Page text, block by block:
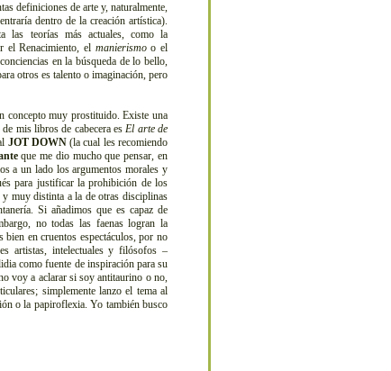
definiciones de arte y, naturalmente,
dentro de la creación artística).
las teorías más actuales, como la
el Renacimiento, el manierismoo el
en la búsqueda de lo bello,
otros es talento o imaginación, pero
concepto muy prostituido. Existe una
mis libros de cabecera esEl arte de
JOT DOWN(la cual les recomiendo
que me dio mucho que pensar, en
a un lado los argumentos morales y
para justificar la prohibición de los
muy distinta a la de otras disciplinas
Si añadimos que es capaz de
no todas las faenas logran la
en cruentos espectáculos, por no
artistas, intelectuales y filósofos –
como fuente de inspiración para su
voy a aclarar si soy antitaurino o no,
simplemente lanzo el tema al
o la papiroflexia. Yo también busco